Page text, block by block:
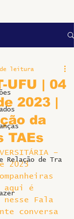
Relação de Tra
UFU | 04
2023 |
da
TAEs
leitura
–
2023
aqui é
nesse Fala
conversa